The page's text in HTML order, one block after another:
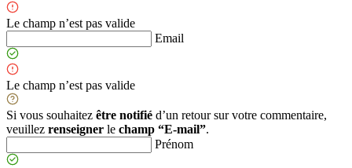
Le champ n’est pas valide
Email
Le champ n’est pas valide
Si vous souhaitez être notifié d’un retour sur votre commentaire,
veuillez renseigner le champ “E-mail”.
Prénom